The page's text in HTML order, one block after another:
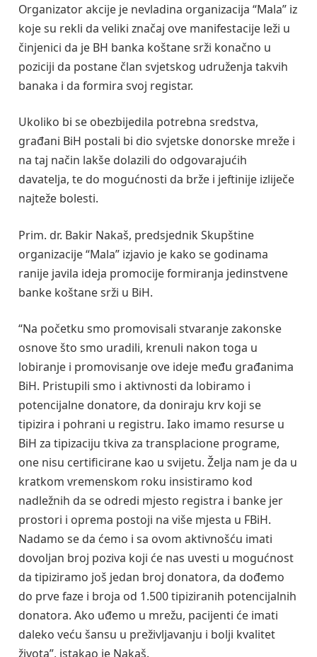
Organizator akcije je nevladina organizacija “Mala” iz
koje su rekli da veliki značaj ove manifestacije leži u
činjenici da je BH banka koštane srži konačno u
poziciji da postane član svjetskog udruženja takvih
banaka i da formira svoj registar.
Ukoliko bi se obezbijedila potrebna sredstva,
građani BiH postali bi dio svjetske donorske mreže i
na taj način lakše dolazili do odgovarajućih
davatelja, te do mogućnosti da brže i jeftinije izliječe
najteže bolesti.
Prim. dr. Bakir Nakaš, predsjednik Skupštine
organizacije “Mala” izjavio je kako se godinama
ranije javila ideja promocije formiranja jedinstvene
banke koštane srži u BiH.
“Na početku smo promovisali stvaranje zakonske
osnove što smo uradili, krenuli nakon toga u
lobiranje i promovisanje ove ideje među građanima
BiH. Pristupili smo i aktivnosti da lobiramo i
potencijalne donatore, da doniraju krv koji se
tipizira i pohrani u registru. Iako imamo resurse u
BiH za tipizaciju tkiva za transplacione programe,
one nisu certificirane kao u svijetu. Želja nam je da u
kratkom vremenskom roku insistiramo kod
nadležnih da se odredi mjesto registra i banke jer
prostori i oprema postoji na više mjesta u FBiH.
Nadamo se da ćemo i sa ovom aktivnošću imati
dovoljan broj poziva koji će nas uvesti u mogućnost
da tipiziramo još jedan broj donatora, da dođemo
do prve faze i broja od 1.500 tipiziranih potencijalnih
donatora. Ako uđemo u mrežu, pacijenti će imati
daleko veću šansu u preživljavanju i bolji kvalitet
života”, istakao je Nakaš.